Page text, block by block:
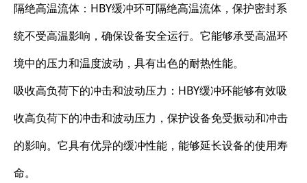
隔绝高温流体：HBY缓冲环可隔绝高温流体，保护密封系
统不受高温影响，确保设备安全运行。它能够承受高温环
境中的压力和温度波动，具有出色的耐热性能。
吸收高负荷下的冲击和波动压力：HBY缓冲环能够有效吸
收高负荷下的冲击和波动压力，保护设备免受振动和冲击
的影响。它具有优异的缓冲性能，能够延长设备的使用寿
命。